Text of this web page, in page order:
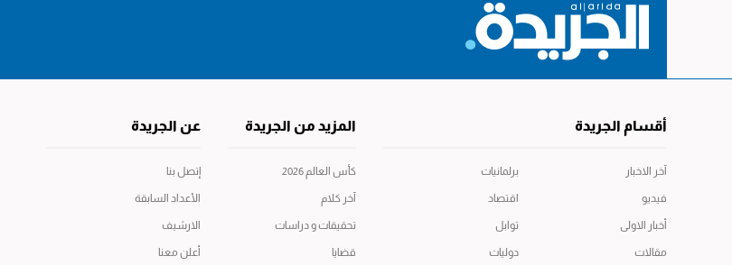
أقسام الجريدة
آخر الاخبار
فيديو
أخبار الاولى
مقالات
برلمانيات
اقتصاد
توابل
دوليات
المزيد من الجريدة
كأس العالم 2026
آخر كلام
تحقيقات و دراسات
قضايا
عن الجريدة
إتصل بنا
الأعداد السابقة
الارشيف
أعلن معنا